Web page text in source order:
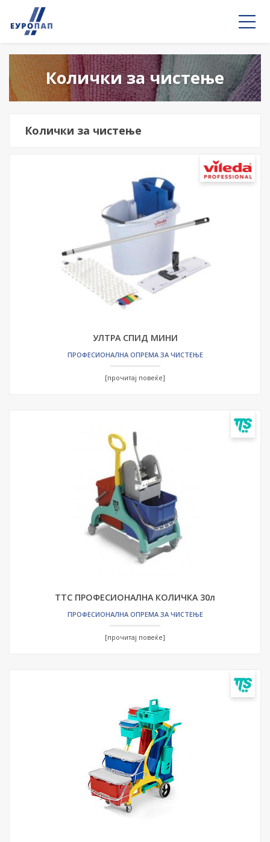
Колички за чистење
Колички за чистење
УЛТРА СПИД МИНИ
ПРОФЕСИОНАЛНА ОПРЕМА ЗА ЧИСТЕЊЕ
[прочитај повеќе]
ТТС ПРОФЕСИОНАЛНА КОЛИЧКА 30л
ПРОФЕСИОНАЛНА ОПРЕМА ЗА ЧИСТЕЊЕ
[прочитај повеќе]